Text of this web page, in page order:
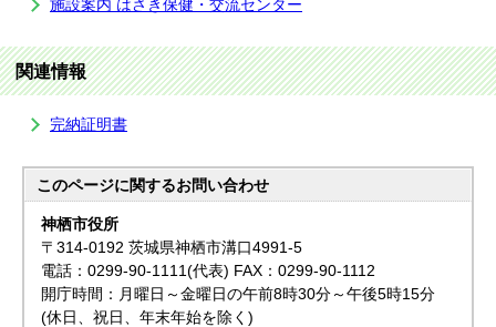
施設案内 はさき保健・交流センター
関連情報
完納証明書
このページに関するお問い合わせ
神栖市役所
〒314-0192 茨城県神栖市溝口4991-5
電話：0299-90-1111(代表) FAX：0299-90-1112
開庁時間：月曜日～金曜日の午前8時30分～午後5時15分
(休日、祝日、年末年始を除く)